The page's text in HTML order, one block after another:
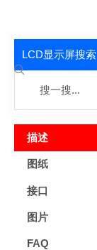
LCD显示屏搜索
Search
描述
图纸
接口
图片
FAQ